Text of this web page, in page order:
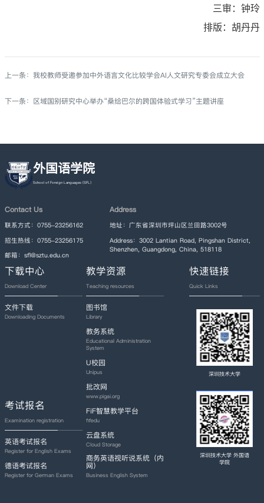
三审：钟玲
排版：胡丹丹
上一条： 我校教师受邀参加中外语言文化比较学会AI人文研究专委会成立大会
下一条： 区域国别研究中心举办“桑给巴尔的跨国体验式学习”主题讲座
外国语学院
Contact Us
联系方式：0755-23256162
招生热线：0755-23256175
邮箱：sfl@sztu.edu.cn
Address
地址：广东省深圳市坪山区兰田路3002号
Address：3002 Lantian Road, Pingshan District,
Shenzhen, Guangdong, China, 518118
下载中心
Download Center
文件下载
Downloading Documents
教学资源
Teaching resources
图书馆
Library
教务系统
Educational Administration
System
U校园
Unipus
批改网
www.pigai.org
FiF智慧教学平台
fifedu
云盘系统
Cloud Storage
商务英语视听说系统（内
网）
Business English System
考试报名
Examination registration
英语考试报名
Register for English Exams
德语考试报名
Register for German Exams
快速链接
Quick Links
深圳技术大学
深圳技术大学 外国语
学院